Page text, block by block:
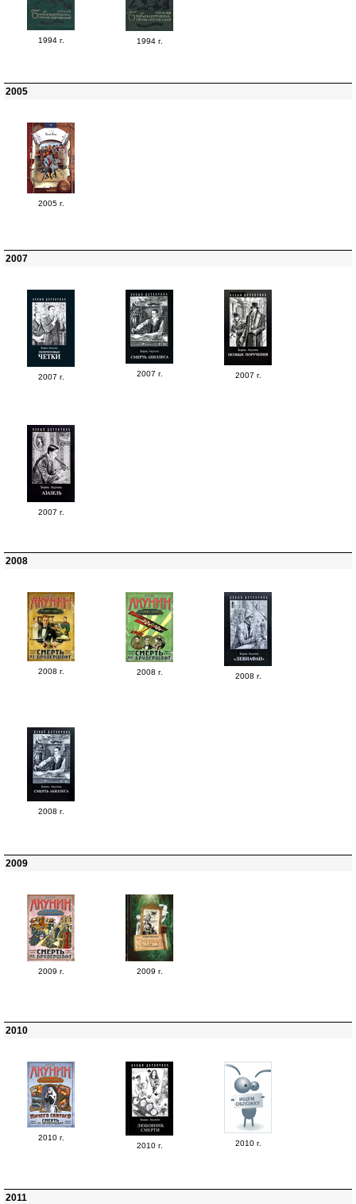
1994 г. 1994 г.
2005
2005 г.
2007
2007 г. 2007 г. 2007 г.
2007 г.
2008
2008 г. 2008 г. 2008 г.
2008 г.
2009
2009 г. 2009 г.
2010
2010 г.
2010 г.
2010 г.
2011